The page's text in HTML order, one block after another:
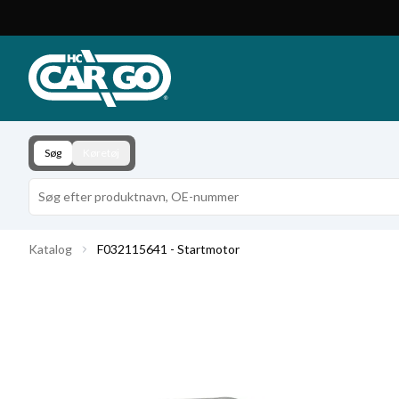
Download
Kontakt
Søg
Katalog F032115641 - Startmotor